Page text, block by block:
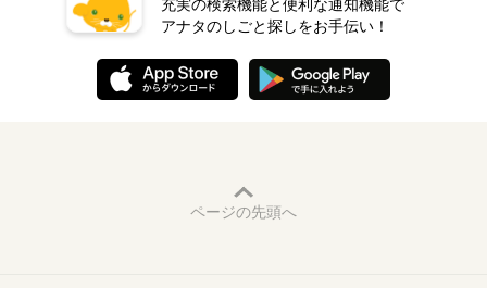
充実の検索機能と便利な通知機能で
アナタのしごと探しをお手伝い！
ページの先頭へ